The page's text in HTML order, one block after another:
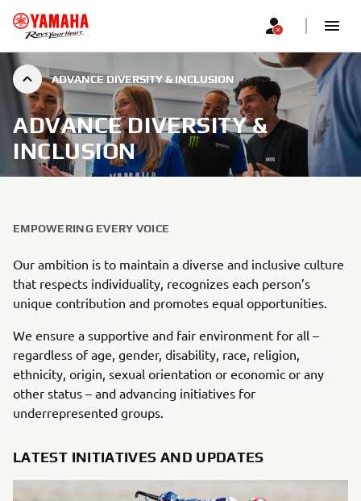
ADVANCE DIVERSITY & INCLUSION
ADVANCE DIVERSITY &
INCLUSION
EMPOWERING EVERY VOICE
Our ambition is to maintain a diverse and inclusive culture
that respects individuality, recognizes each person’s
unique contribution and promotes equal opportunities.
We ensure a supportive and fair environment for all –
regardless of age, gender, disability, race, religion,
ethnicity, origin, sexual orientation or economic or any
other status – and advancing initiatives for
underrepresented groups.
LATEST INITIATIVES AND UPDATES